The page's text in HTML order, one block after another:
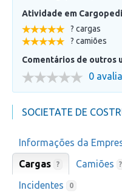
Atividade em
? cargas
? camiões
Comentários de outros
0
SOCIETATE DE
Informações da
Cargas
? Camiões ?
Incidentes 0